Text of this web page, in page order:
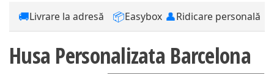
🚚Livrare la adresă 📦Easybox 👤Ridicare personală
Husa Personalizata Barcelona